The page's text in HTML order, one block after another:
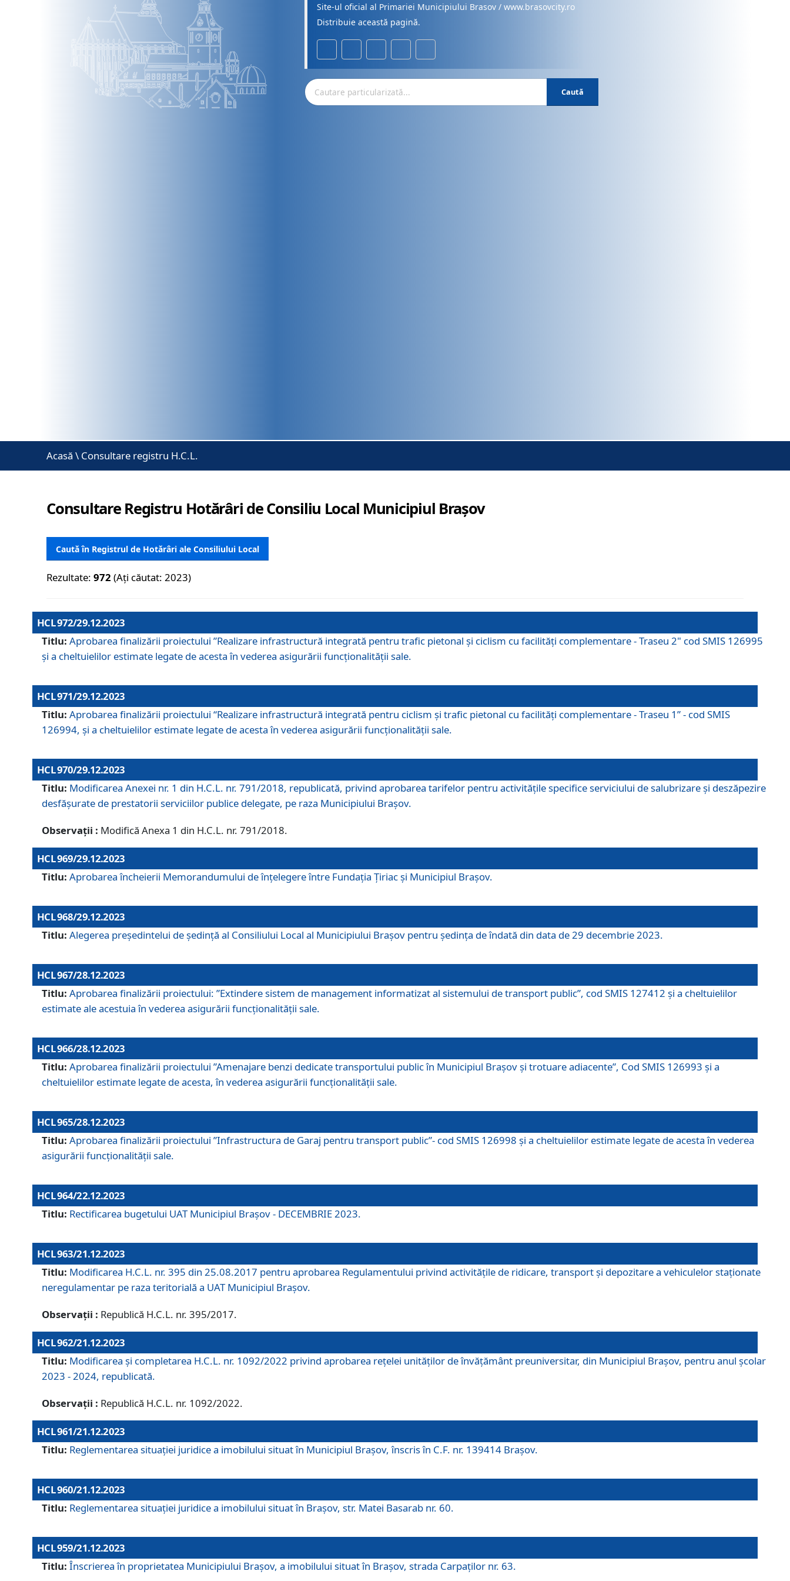
Site-ul oficial al Primariei Municipiului Brasov / www.brasovcity.ro
Distribuie această pagină.
Caută
Acasă \ Consultare registru H.C.L.
Consultare Registru Hotărâri de Consiliu Local Municipiul Brașov
Caută în Registrul de Hotărâri ale Consiliului Local
Rezultate:972 (Ați căutat: 2023)
HCL 972/29.12.2023
Titlu: Aprobarea finalizării proiectului ”Realizare infrastructură integrată pentru trafic pietonal și ciclism cu facilități complementare - Traseu 2" cod SMIS 126995
și a cheltuielilor estimate legate de acesta în vederea asigurării funcționalității sale.
HCL 971/29.12.2023
Titlu: Aprobarea finalizării proiectului “Realizare infrastructură integrată pentru ciclism şi trafic pietonal cu facilităţi complementare - Traseu 1” - cod SMIS
126994, și a cheltuielilor estimate legate de acesta în vederea asigurării funcționalității sale.
HCL 970/29.12.2023
Titlu: Modificarea Anexei nr. 1 din H.C.L. nr. 791/2018, republicată, privind aprobarea tarifelor pentru activitățile specifice serviciului de salubrizare și deszăpezire
desfășurate de prestatorii serviciilor publice delegate, pe raza Municipiului Brașov.
Observații : Modifică Anexa 1 din H.C.L. nr. 791/2018.
HCL 969/29.12.2023
Titlu: Aprobarea încheierii Memorandumului de înțelegere între Fundația Țiriac și Municipiul Brașov.
HCL 968/29.12.2023
Titlu: Alegerea preşedintelui de şedinţă al Consiliului Local al Municipiului Braşov pentru ședința de îndată din data de 29 decembrie 2023.
HCL 967/28.12.2023
Titlu: Aprobarea finalizării proiectului: ”Extindere sistem de management informatizat al sistemului de transport public”, cod SMIS 127412 și a cheltuielilor
estimate ale acestuia în vederea asigurării funcționalității sale.
HCL 966/28.12.2023
Titlu: Aprobarea finalizării proiectului ”Amenajare benzi dedicate transportului public în Municipiul Brașov şi trotuare adiacente”, Cod SMIS 126993 și a
cheltuielilor estimate legate de acesta, în vederea asigurării funcționalității sale.
HCL 965/28.12.2023
Titlu: Aprobarea finalizării proiectului ”Infrastructura de Garaj pentru transport public”- cod SMIS 126998 și a cheltuielilor estimate legate de acesta în vederea
asigurării funcționalității sale.
HCL 964/22.12.2023
Titlu: Rectificarea bugetului UAT Municipiul Braşov - DECEMBRIE 2023.
HCL 963/21.12.2023
Titlu: Modificarea H.C.L. nr. 395 din 25.08.2017 pentru aprobarea Regulamentului privind activitățile de ridicare, transport şi depozitare a vehiculelor staționate
neregulamentar pe raza teritorială a UAT Municipiul Braşov.
Observații : Republică H.C.L. nr. 395/2017.
HCL 962/21.12.2023
Titlu: Modificarea și completarea H.C.L. nr. 1092/2022 privind aprobarea rețelei unităților de învăţământ preuniversitar, din Municipiul Braşov, pentru anul școlar
2023 - 2024, republicată.
Observații : Republică H.C.L. nr. 1092/2022.
HCL 961/21.12.2023
Titlu: Reglementarea situației juridice a imobilului situat în Municipiul Brașov, înscris în C.F. nr. 139414 Brașov.
HCL 960/21.12.2023
Titlu: Reglementarea situației juridice a imobilului situat în Brașov, str. Matei Basarab nr. 60.
HCL 959/21.12.2023
Titlu: Înscrierea în proprietatea Municipiului Brașov, a imobilului situat în Brașov, strada Carpaților nr. 63.